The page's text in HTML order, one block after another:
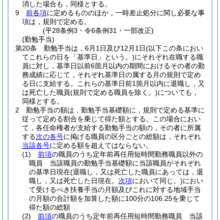
消した場合も，同様とする。
9
前各項に定めるもののほか，一時差止処分に関し必要な事
項は，規則で定める。
(平28条例3・令6条例31・一部改正)
(勤勉手当)
第20条
勤勉手当は，6月1日及び12月1日(以下この条におい
てこれらの日を「基準日」という。)にそれぞれ在職する職
員に対し，基準日以前6箇月以内の期間におけるその者の勤
務成績に応じて，それぞれ基準日の属する月の規則で定め
る日に支給する。
これらの基準日前1箇月以内に退職し，又
は死亡した職員(規則で定める職員を除く。)についても，
同様とする。
2
勤勉手当の額は，勤勉手当基礎額に，規則で定める基準に
従って定める割合を乗じて得た額とする。
この場合におい
て，各任命権者が支給する勤勉手当の額の，その者に所属
する次の各号に掲げる職員の区分ごとの総額は，それぞれ
当該各号に定める額を超えてはならない。
(1)
前項の職員のうち定年前再任用短時間勤務職員以外の
職員 当該職員の勤勉手当基礎額に当該職員がそれぞれ
の基準日現在(退職し，又は死亡した職員にあっては，退
職し，又は死亡した日現在。 次項において同じ。)におい
て受けるべき扶養手当の月額及びこれに対する地域手当
の月額の合計額を加算した額に100分の106.25を乗じて
得た額の総額
(2)
前項の職員のうち定年前再任用短時間勤務職員 当該